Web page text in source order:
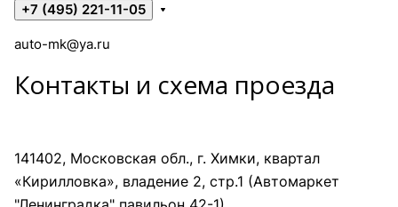
+7 (495) 221-11-05
auto-mk@ya.ru
Контакты и схема проезда
141402, Московская обл., г. Химки, квартал
«Кирилловка», владение 2, стр.1 (Автомаркет